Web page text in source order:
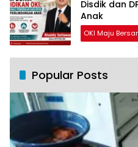
Disdik dan
Anak
OKI Maju
Popular Posts